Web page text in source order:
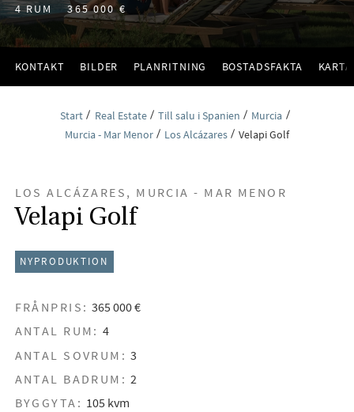
4 RUM 365 000 €
KONTAKT BILDER PLANRITNING BOSTADSFAKTA KARTA
Start Real Estate Till salu i Spanien
Murcia
Murcia - Mar Menor
Los Alcázares Velapi Golf
LOS ALCÁZARES, MURCIA - MAR MENOR
Velapi Golf
NYPRODUKTION
FRÅNPRIS: 365 000 €
ANTAL RUM: 4
ANTAL SOVRUM: 3
ANTAL BADRUM: 2
BYGGYTA: 105 kvm